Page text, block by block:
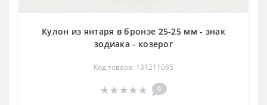
Кулон из янтаря в бронзе 25-25 мм - знак
зодиака - козерог
Код товара: 131211085
0